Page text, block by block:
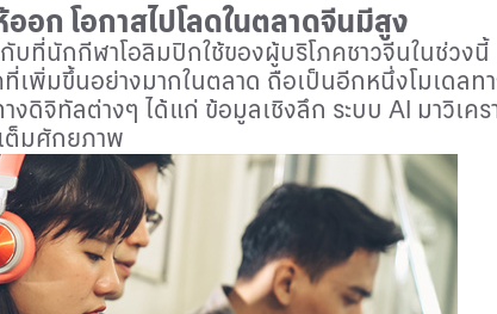
อก โอกาสไปโลดในตลาดจีนมีสูง
ที่นักกีฬาโอลิมปิกใช้ของผู้บริโภคชาวจีนในช่วง
ที่เพิ่มขึ้นอย่างมากในตลาด ถือเป็นอีกหนึ่งโมเดล
งดิจิทัลต่างๆ ได้แก่ ข้อมูลเชิงลึก ระบบ AI มาวิเค
ต็มศักยภาพ